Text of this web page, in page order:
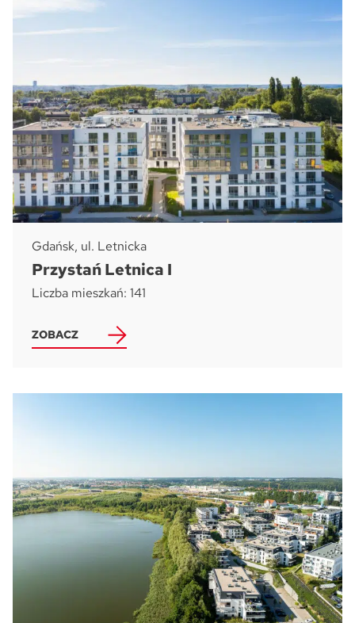
Gdańsk, ul. Letnicka
Przystań Letnica I
Liczba mieszkań: 141
ZOBACZ